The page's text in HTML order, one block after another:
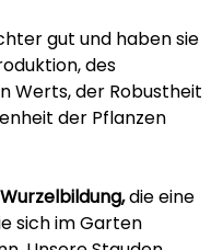
gut und haben sie
des
Werts, der Robustheit
der Pflanzen
die eine
sich im Garten